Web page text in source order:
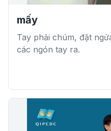
mấy
Tay phải chúm, đặt
các ngón tay ra.